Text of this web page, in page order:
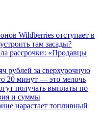
Wildberries отступает в
там засады?
рассрочки: «Продавцы
рублей за сверхурочную
20 минут — это мелочь
получать выплаты по
и суммы
нарастает топливный